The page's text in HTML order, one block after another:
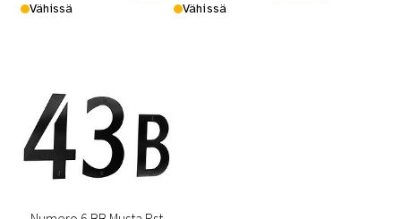
Vähissä Vähissä